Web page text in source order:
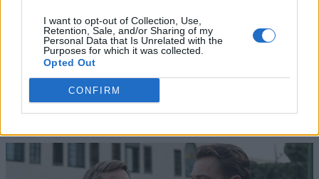
I want to opt-out of Collection, Use,
Retention, Sale, and/or Sharing of my
Personal Data that Is Unrelated with the
Purposes for which it was collected.
Opted Out
CONFIRM